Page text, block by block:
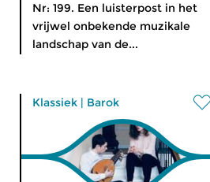
Nr: 199. Een luisterpost in het
vrijwel onbekende muzikale
landschap van de...
Klassiek | Barok